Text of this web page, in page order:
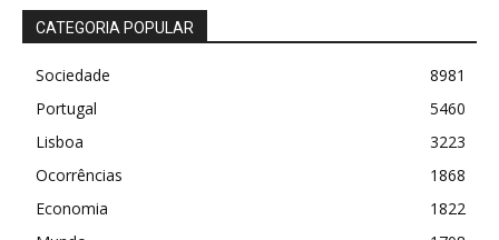
CATEGORIA POPULAR
Sociedade
8981
Portugal
5460
Lisboa
3223
Ocorrências
1868
Economia
1822